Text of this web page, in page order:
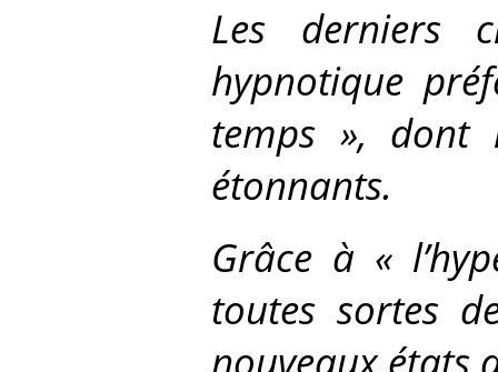
Les derniers
hypnotique
temps », dont
étonnants.
Grâce à «
toutes sortes
nouveaux états